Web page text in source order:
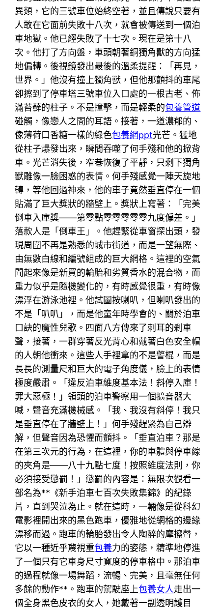
異類，它的三號車位始終空著，並且傳說只要有
人敢在它面前失敗十八次，就會被傳送到一個泊
車地獄。他已經失敗了十七次。現在是第十八
次。他打了方向盤，車頭朝著銅獨角獸的方向猛
地偏轉。後視鏡發出最後的溫柔提醒：「再見，
世界。」他沒有撞上獨角獸，但他那顫抖的車尾
卻擦到了停車塔三號車位入口處的一根古老、佈
滿苔蘚的柱子。不是撞擊，而是輕柔的包養管道
碰觸，像戀人之間的耳語。接著，一道濃郁的、
像薄荷口香糖一樣的綠色包養網ppt光芒。猛地
從柱子爆發出來，瞬間吞噬了何手殘和他的掀背
車。光芒消失後，窄巷恢復了平靜，只剩下獨角
獸雕像一臉困惑的表情。何手殘感覺一陣天旋地
轉，等他回過神來，他的車子竟然垂直停在一個
貼滿了巨大獎狀的牆壁上。獎狀上寫著：「完美
倒車入庫獎——第零點零零零零零九度偏差。」
落款人是「倒車王」。他趕緊從車窗探出頭，發
現周圍不再是熟悉的城市街道，而是一望無際、
由無數白線和編號組成的巨大網格。這裡的空氣
聞起來像是新買的輪胎和劣質香水的混合物，而
重力似乎是隨機變化的，有時感覺很重，有時像
漂浮在游泳池裡。他試圖按喇叭，但喇叭發出的
不是「叭叭」，而是他童年時學會的、關於泊車
口訣的魔性兒歌。四面八方傳來了刺耳的剎車
聲，接著，一群穿著反光背心和戴著白色安全帽
的人朝他衝來。這些人手裡拿的不是警棍，而是
長長的測量尺和巨大的電子角度儀，臉上的表情
極度嚴肅。「違反泊車維度基本法！斜停入庫！
罪大惡極！」領頭的泊車警察用一個擴音器大
喊，聲音充滿機械感。「我、我沒有斜停！我只
是垂直停在了牆壁上！」何手殘趕緊為自己辯
解，但聲音因為恐懼而顫抖。「垂直泊車？那是
在第三次元的行為，在這裡，你的車體與停車線
的夾角是——八十九點七度！按照維度法則，你
必須接受懲罰！」懲罰的內容是：無限次觀看一
部名為**《新手泊車七百次失敗集錦》的紀錄
片，直到哭泣為止。就在這時，一輛像是從科幻
電影裡開出來的黑色跑車，優雅地從網格的邊緣
漂移而過。跑車的輪胎發出令人陶醉的摩擦聲，
它以一種近乎蔑視重包養力的姿態，精準地停進
了一個只有它車身尺寸寬度的停車格中。那泊車
的過程就像一場舞蹈，流暢、完美，且毫無任何
多餘的動作**。跑車的駕駛座上包養女人走出一
個全身黑色皮衣的女人，她戴著一副透明護目